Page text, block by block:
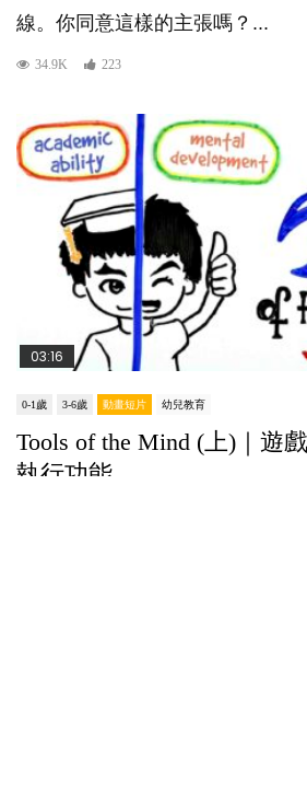
線。你同意這樣的主張嗎？...
34.9K 223
03:16
0-1歲 3-6歲 動畫短片 幼兒教育
Tools of the Mind (上)｜遊
執行功能